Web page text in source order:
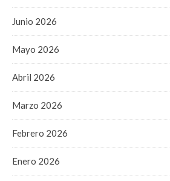
Junio 2026
Mayo 2026
Abril 2026
Marzo 2026
Febrero 2026
Enero 2026